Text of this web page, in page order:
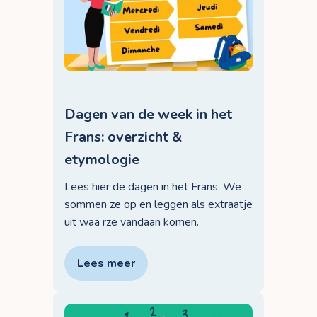
Dagen van de week in het
Frans: overzicht &
etymologie
Lees hier de dagen in het Frans. We
sommen ze op en leggen als extraatje
uit waa rze vandaan komen.
Lees meer